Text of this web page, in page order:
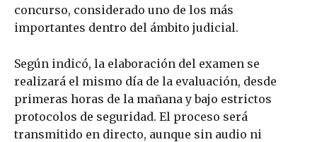
concurso, considerado uno de los más
importantes dentro del ámbito judicial.
Según indicó, la elaboración del examen se
realizará el mismo día de la evaluación, desde
primeras horas de la mañana y bajo estrictos
protocolos de seguridad. El proceso será
transmitido en directo, aunque sin audio ni